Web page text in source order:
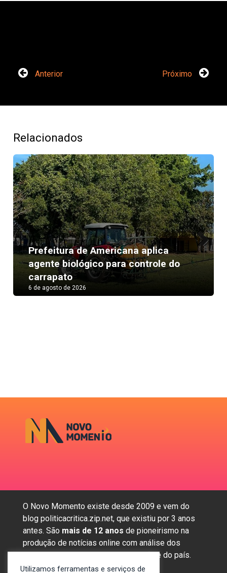
Anterior Próximo
Relacionados
Prefeitura de Americana aplica
agente biológico para controle do
carrapato
6 de agosto de 2026
Next
O Novo Momento existe desde 2009 e vem do
blog politicacritica.zip.net, que existiu por 3 anos
antes. São mais de 12 anos de pioneirismo na
produção de notícias online com análise dos
assuntos mais importantes da região e do país.
Utilizamos ferramentas e serviços de